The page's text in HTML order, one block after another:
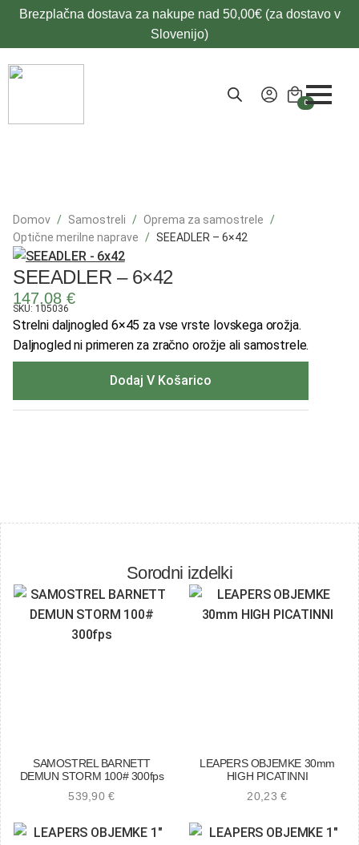
Brezplačna dostava za nakupe nad 50,00€ (za dostavo v
Slovenijo)
0
Domov Samostreli
Oprema za samostrele
Optične merilne naprave
SEEADLER – 6×42
SEEADLER – 6×42
147,08 €
SKU: 105036
Strelni daljnogled 6×45 za vse vrste lovskega orožja.
Daljnogled ni primeren za zračno orožje ali samostrele.
Dodaj V Košarico
Sorodni izdelki
SAMOSTREL BARNETT
DEMUN STORM 100# 300fps
539,90€
LEAPERS OBJEMKE 30mm
HIGH PICATINNI
20,23€